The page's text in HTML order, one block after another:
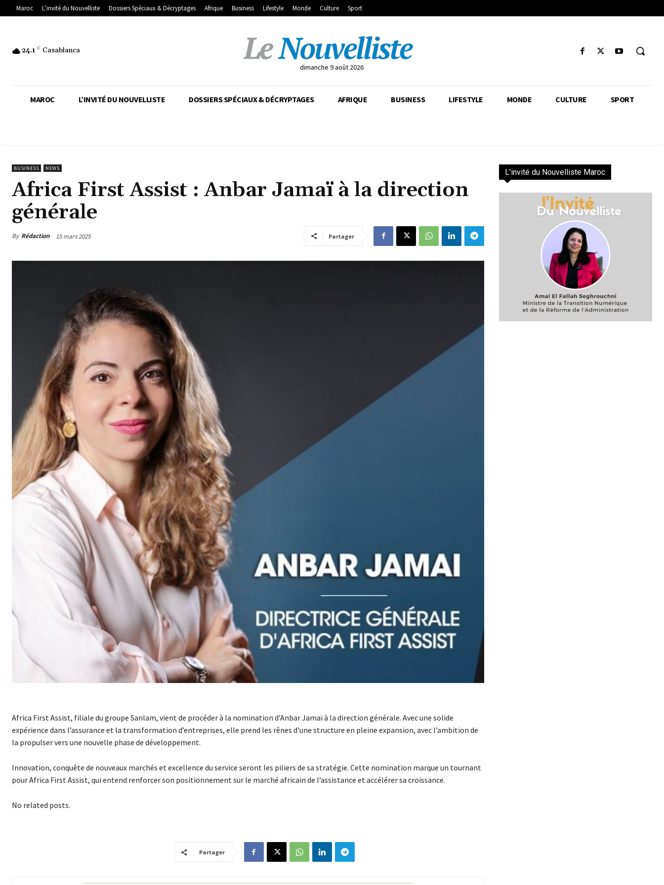
Maroc L’invité du Nouvelliste Dossiers Spéciaux & Décryptages Afrique Business Lifestyle Monde Culture Sport
24.1 C Casablanca
dimanche 9 août 2026
MAROC L’INVITÉ DU NOUVELLISTE DOSSIERS SPÉCIAUX & DÉCRYPTAGES AFRIQUE BUSINESS LIFESTYLE MONDE CULTURE SPORT
BUSINESS NEWS
Africa First Assist : Anbar Jamaï à la direction
générale
By Rédaction 15 mars 2025 Partager
Africa First Assist, filiale du groupe Sanlam, vient de procéder à la nomination d’Anbar Jamaï à la direction générale. Avec une solide
expérience dans l’assurance et la transformation d’entreprises, elle prend les rênes d’une structure en pleine expansion, avec l’ambition de
la propulser vers une nouvelle phase de développement.
Innovation, conquête de nouveaux marchés et excellence du service seront les piliers de sa stratégie. Cette nomination marque un tournant
pour Africa First Assist, qui entend renforcer son positionnement sur le marché africain de l’assistance et accélérer sa croissance.
No related posts.
Partager
L'invité du Nouvelliste Maroc